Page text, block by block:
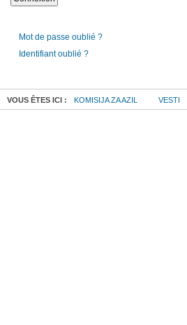
Mot de passe oublié ?
Identifiant oublié ?
VOUS ÊTES ICI : KOMISIJA ZA AZIL VESTI